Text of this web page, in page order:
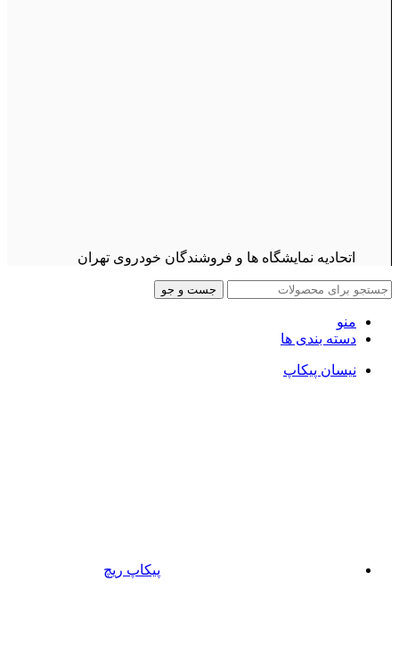
اتحادیه نمایشگاه ها و فروشندگان خودروی تهران
جست و جو
منو
دسته بندی ها
نیسان پیکاپ
پیکاپ ریچ